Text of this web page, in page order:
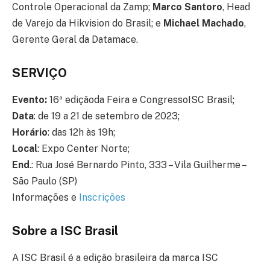
Controle Operacional da Zamp; Marco Santoro, Head
de Varejo da Hikvision do Brasil; e Michael Machado,
Gerente Geral da Datamace.
SERVIÇO
Evento: 16ª ediçãoda Feira e CongressoISC Brasil;
Data: de 19 a 21 de setembro de 2023;
Horário: das 12h às 19h;
Local: Expo Center Norte;
End.: Rua José Bernardo Pinto, 333 – Vila Guilherme –
São Paulo (SP)
Informações e Inscrições
Sobre a ISC Brasil
A ISC Brasil é a edição brasileira da marca ISC